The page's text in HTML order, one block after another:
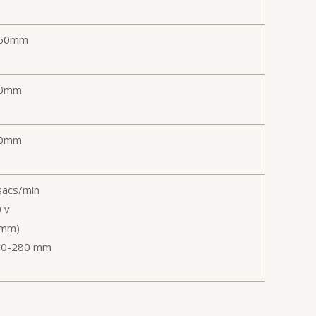
min
v
280 mm